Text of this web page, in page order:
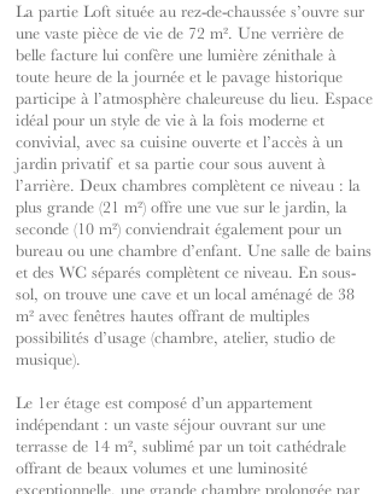
La partie Loft située au rez-de-chaussée s’ouvre sur
une vaste pièce de vie de 72 m². Une verrière de
belle facture lui confère une lumière zénithale à
toute heure de la journée et le pavage historique
participe à l’atmosphère chaleureuse du lieu. Espace
idéal pour un style de vie à la fois moderne et
convivial, avec sa cuisine ouverte et l’accès à un
jardin privatif et sa partie cour sous auvent à
l’arrière. Deux chambres complètent ce niveau : la
plus grande (21 m²) offre une vue sur le jardin, la
seconde (10 m²) conviendrait également pour un
bureau ou une chambre d’enfant. Une salle de bains
et des WC séparés complètent ce niveau. En sous-
sol, on trouve une cave et un local aménagé de 38
m² avec fenêtres hautes offrant de multiples
possibilités d’usage (chambre, atelier, studio de
musique).
Le 1er étage est composé d’un appartement
indépendant : un vaste séjour ouvrant sur une
terrasse de 14 m², sublimé par un toit cathédrale
offrant de beaux volumes et une luminosité
exceptionnelle, une grande chambre prolongée par